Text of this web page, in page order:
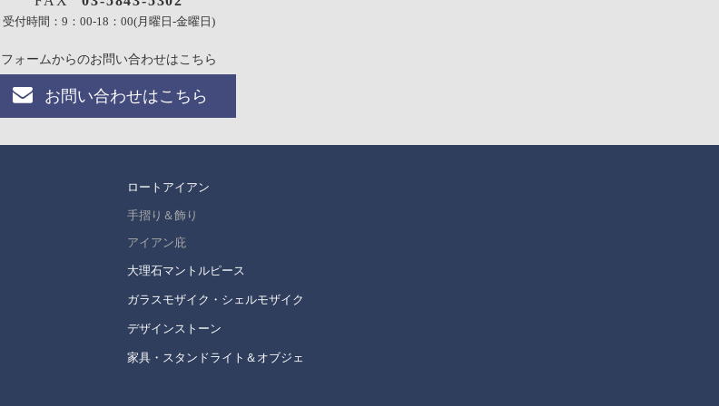
受付時間：9：00-18：00(月曜日-金曜日)
フォームからのお問い合わせはこちら
お問い合わせはこちら
ロートアイアン
手摺り＆飾り
アイアン庇
大理石マントルピース
ガラスモザイク・シェルモザイク
デザインストーン
家具・スタンドライト＆オブジェ